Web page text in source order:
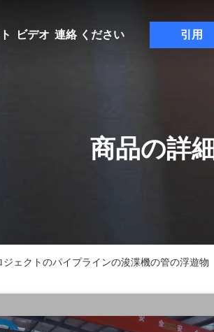
ビデオ 連絡 ください 引用
商品の詳細
ェクトのパイプラインの浚渫機の管の浮遊物